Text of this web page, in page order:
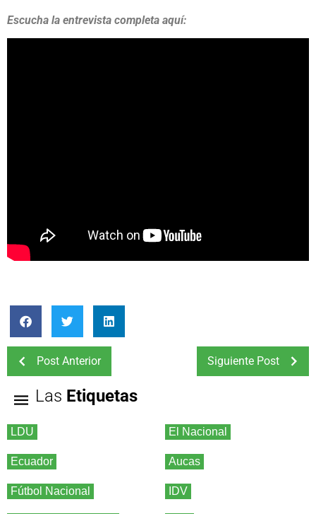
Escucha la entrevista completa aquí:
Post Anterior Siguiente Post
Las Etiquetas
LDU El Nacional
Ecuador Aucas
Fútbol Nacional IDV